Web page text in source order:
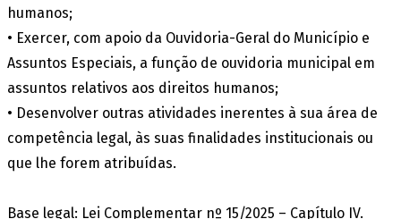
humanos;
• Exercer, com apoio da Ouvidoria-Geral do Município e
Assuntos Especiais, a função de ouvidoria municipal em
assuntos relativos aos direitos humanos;
• Desenvolver outras atividades inerentes à sua área de
competência legal, às suas finalidades institucionais ou
que lhe forem atribuídas.
Base legal: Lei Complementar nº 15/2025 – Capítulo IV.